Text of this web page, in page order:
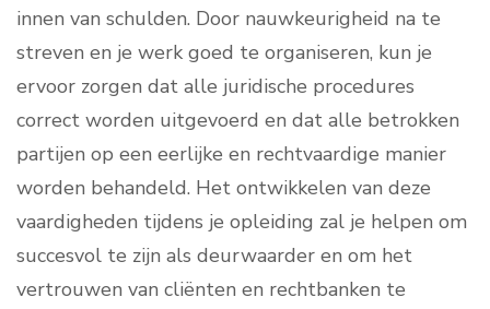
innen van schulden. Door nauwkeurigheid na te
streven en je werk goed te organiseren, kun je
ervoor zorgen dat alle juridische procedures
correct worden uitgevoerd en dat alle betrokken
partijen op een eerlijke en rechtvaardige manier
worden behandeld. Het ontwikkelen van deze
vaardigheden tijdens je opleiding zal je helpen om
succesvol te zijn als deurwaarder en om het
vertrouwen van cliënten en rechtbanken te